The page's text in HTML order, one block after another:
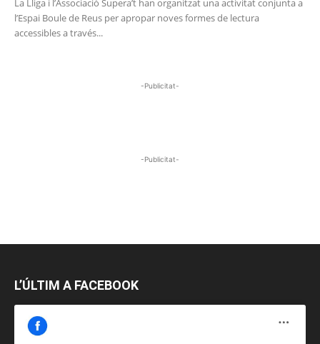
La Lliga i l’Associació Supera’t han organitzat una activitat conjunta a
l’Espai Boule de Reus per apropar noves formes de lectura
accessibles a través...
-Publicitat-
-Publicitat-
L’ÚLTIM A FACEBOOK